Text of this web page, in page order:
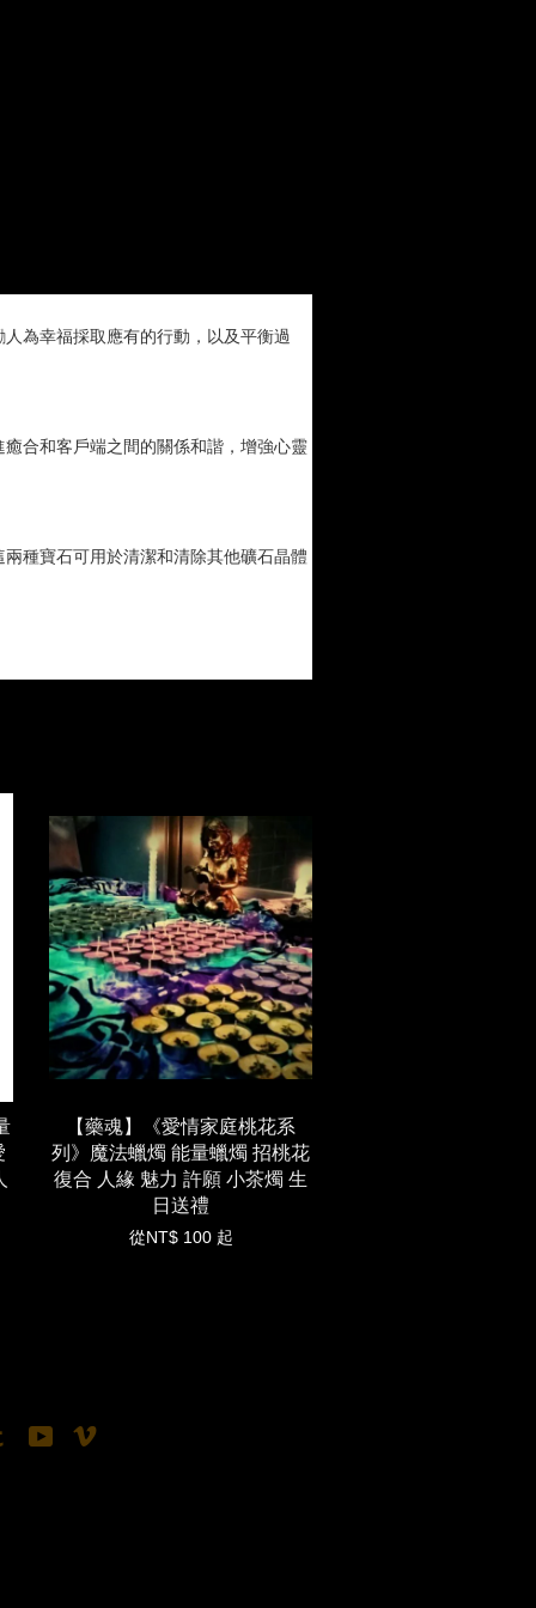
為幸福採取應有的行動，以及平衡過
合和客戶端之間的關係和諧，增強心靈
種寶石可用於清潔和清除其他礦石晶體
【藥魂】《愛情家庭桃花系
列》魔法蠟燭 能量蠟燭 招桃花
復合 人緣 魅力 許願 小茶燭 生
日送禮
從 NT$ 100 起
Tumblr YouTube